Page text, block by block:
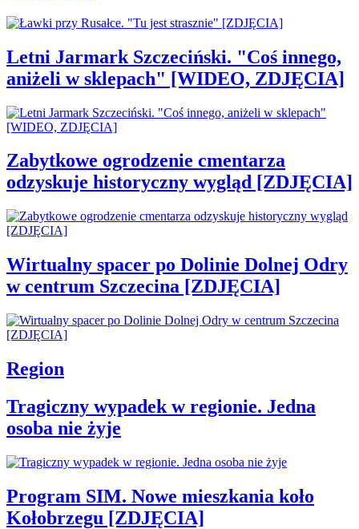
Letni Jarmark Szczeciński. "Coś innego,
aniżeli w sklepach" [WIDEO, ZDJĘCIA]
Zabytkowe ogrodzenie cmentarza
odzyskuje historyczny wygląd [ZDJĘCIA]
Wirtualny spacer po Dolinie Dolnej Odry
w centrum Szczecina [ZDJĘCIA]
Region
Tragiczny wypadek w regionie. Jedna
osoba nie żyje
Program SIM. Nowe mieszkania koło
Kołobrzegu [ZDJĘCIA]